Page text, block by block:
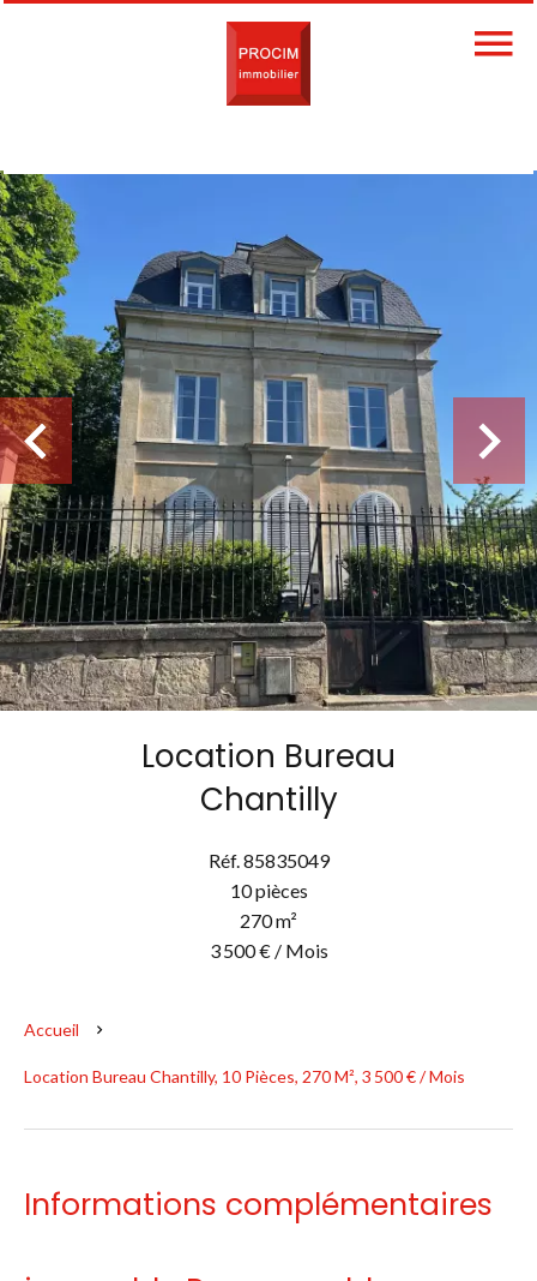
Location Bureau
Chantilly
Réf. 85835049
10 pièces
270 m²
3 500 € / Mois
Accueil
Location Bureau Chantilly, 10 Pièces, 270 M², 3 500 € / Mois
Informations complémentaires